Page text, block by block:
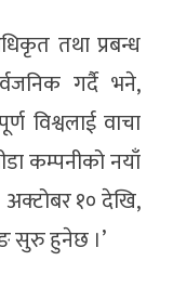
तथा प्रबन्ध
गर्दै भने,
विश्वलाई वाचा
कम्पनीको नयाँ
१० देखि,
सुरु हुनेछ ।’